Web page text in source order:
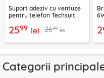
Suport adeziv cu ventuze
pentru telefon Techsuit
2599 lei 2699 lei
Categorii